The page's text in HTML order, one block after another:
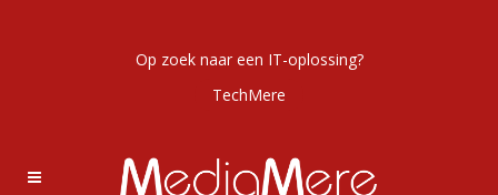
Op zoek naar een IT-oplossing?
TechMere